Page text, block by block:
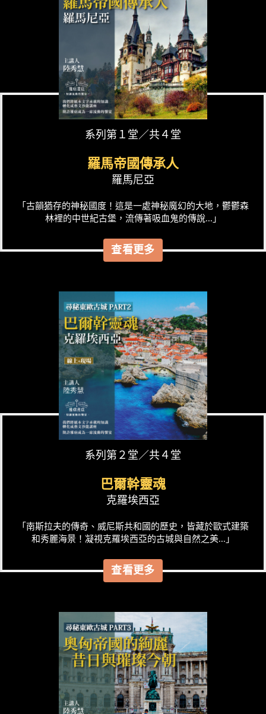
系列第１堂／共４堂
羅馬帝國傳承人
羅馬尼亞
「古韻猶存的神秘國度！這是一處神秘魔幻的大地，鬱鬱森
林裡的中世紀古堡，流傳著吸血鬼的傳說...」
查看更多
系列第２堂／共４堂
巴爾幹靈魂
克羅埃西亞
「南斯拉夫的傳奇、威尼斯共和國的歷史，皆藏於歐式建築
和秀麗海景！凝視克羅埃西亞的古城與自然之美...」
查看更多